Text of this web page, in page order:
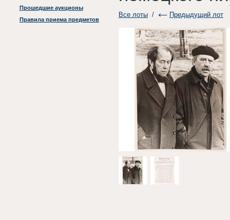
Прошедшие аукционы
Правила приема предметов
Все лоты/ Предыдущий лот